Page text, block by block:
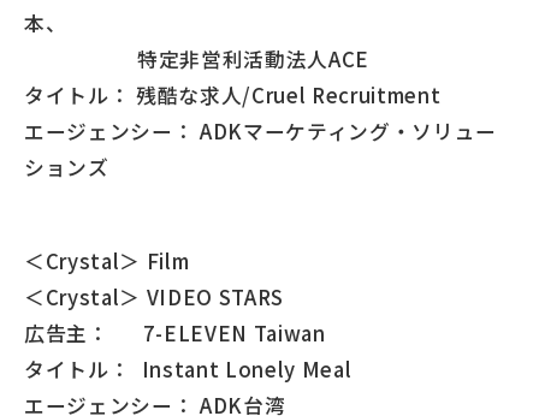
本、
特定非営利活動法人ACE
タイトル： 残酷な求人/Cruel Recruitment
エージェンシー： ADKマーケティング・ソリュー
ションズ
＜Crystal＞ Film
＜Crystal＞ VIDEO STARS
広告主： 7-ELEVEN Taiwan
タイトル： Instant Lonely Meal
エージェンシー： ADK台湾